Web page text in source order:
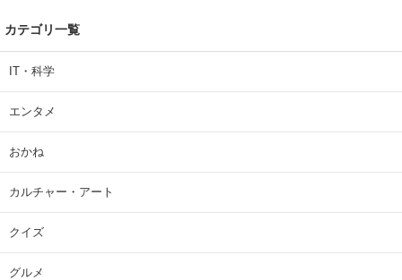
カテゴリ一覧
IT・科学
エンタメ
おかね
カルチャー・アート
クイズ
グルメ